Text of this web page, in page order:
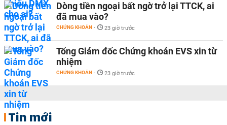
Dòng tiền ngoại bất ngờ trở lại TTCK, ai
đã mua vào?
CHỨNG KHOÁN - 23 giờ trước
Tổng Giám đốc Chứng khoán EVS xin từ
nhiệm
CHỨNG KHOÁN - 23 giờ trước
Tin mới